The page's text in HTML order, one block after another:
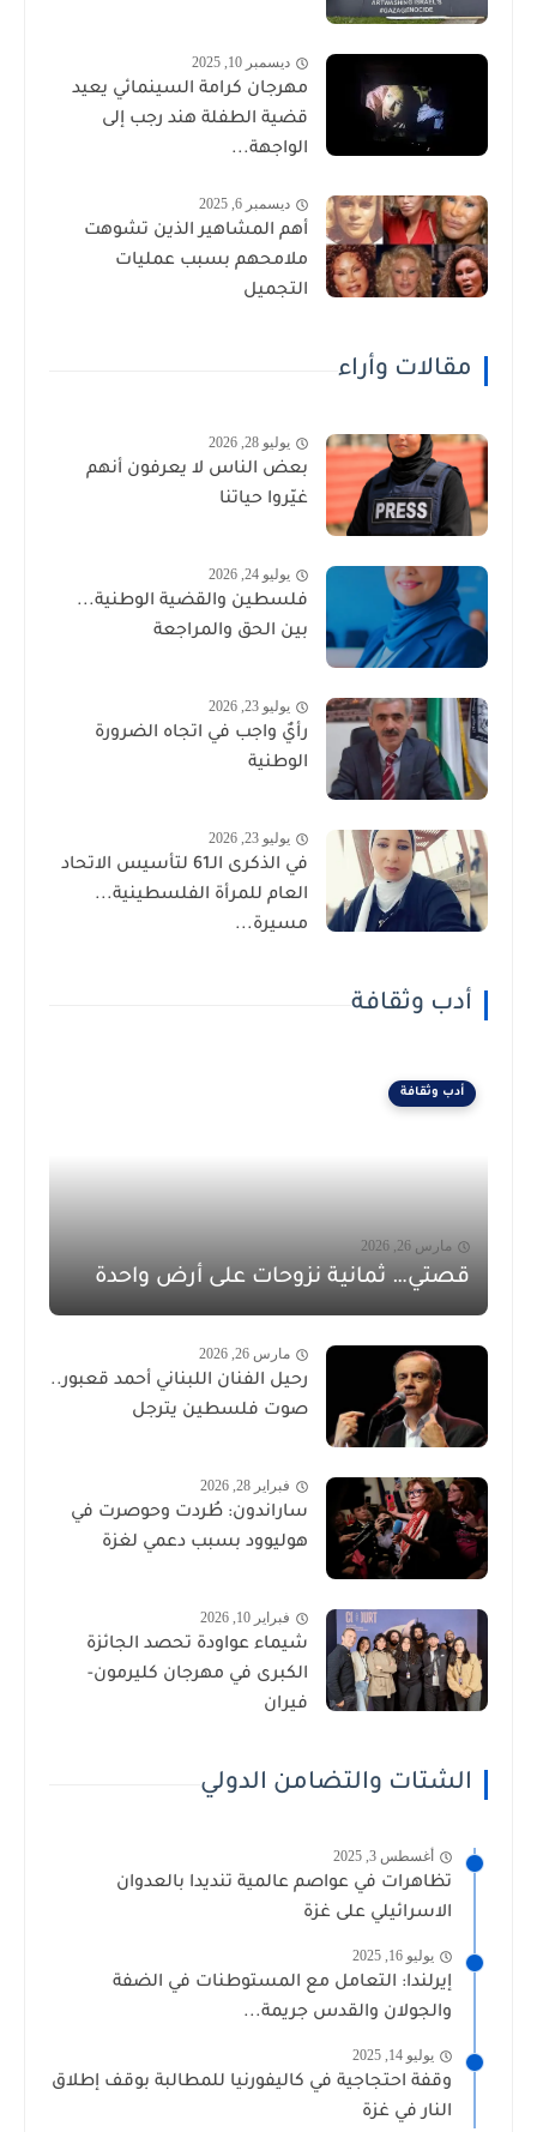
ديسمبر 10, 2025
مهرجان كرامة السينمائي يعيد
قضية الطفلة هند رجب إلى
الواجهة...
ديسمبر 6, 2025
أهم المشاهير الذين تشوهت
ملامحهم بسبب عمليات
التجميل
مقالات وأراء
يوليو 28, 2026
بعض الناس لا يعرفون أنهم
غيّروا حياتنا
يوليو 24, 2026
فلسطين والقضية الوطنية...
بين الحق والمراجعة
يوليو 23, 2026
رأيٌ واجب في اتجاه الضرورة
الوطنية
يوليو 23, 2026
في الذكرى الـ61 لتأسيس الاتحاد
العام للمرأة الفلسطينية...
مسيرة...
أدب وثقافة
أدب وثقافة
مارس 26, 2026
قصتي… ثمانية نزوحات على أرض واحدة
مارس 26, 2026
رحيل الفنان اللبناني أحمد قعبور..
صوت فلسطين يترجل
فبراير 28, 2026
ساراندون: طُردت وحوصرت في
هوليوود بسبب دعمي لغزة
فبراير 10, 2026
شيماء عواودة تحصد الجائزة
الكبرى في مهرجان كليرمون-
فيران
الشتات والتضامن الدولي
أغسطس 3, 2025
تظاهرات في عواصم عالمية تنديدا بالعدوان
الاسرائيلي على غزة
يوليو 16, 2025
إيرلندا: التعامل مع المستوطنات في الضفة
والجولان والقدس جريمة...
يوليو 14, 2025
وقفة احتجاجية في كاليفورنيا للمطالبة بوقف إطلاق
النار في غزة